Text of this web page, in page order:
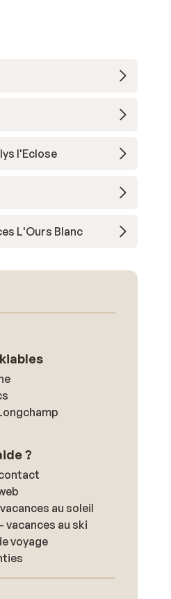
l'Eclose
L'Ours Blanc
?
au soleil
vacances au ski
voyage